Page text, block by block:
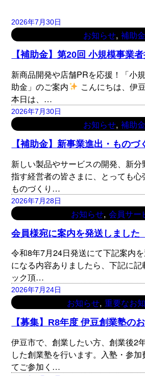
2026年7月30日
お知らせ, 補助金
新商品開発や店舗PRを応援！「小
助金」のご案内
こんにちは、伊
本日は、…
2026年7月30日
お知らせ, 補助金
新しい製品やサービスの開発、新分
指す経営者の皆さまに、とっても心
ものづくり…
2026年7月28日
お知らせ, 会員サー
会員様宛に案内を発送しました
令和8年7月24日発送にて下記案内
になる内容ありましたら、下記に記
ック頂…
2026年7月24日
お知らせ, 重要なお
【募集】R8年度 伊豆創業塾の
伊豆市で、創業したい方、創業後2
した創業塾を行います。入塾・参
てご参加く…